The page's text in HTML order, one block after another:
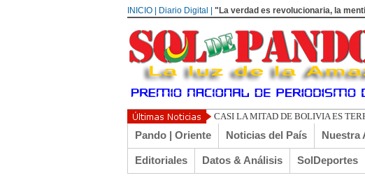
INICIO | Diario Digital | "La verdad es revolucionaria, la
UN LIBER
Pando | Oriente Noticias del País Nuestra
Editoriales Datos & Análisis SolDeportes